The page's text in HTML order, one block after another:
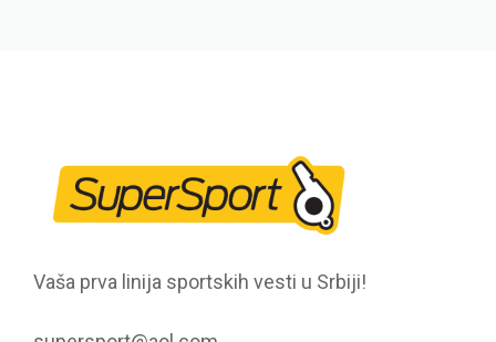
Vaša prva linija sportskih vesti u Srbiji!